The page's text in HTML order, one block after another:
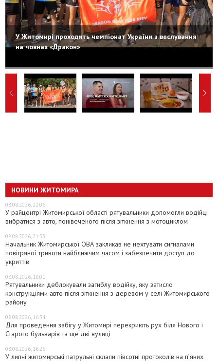
У Житомирі проходить чемпіонат України з веслування
на човнах «Дракон»
НОВИНИ ЖИТОМИРА
08.08.2026, 22:06
У райцентрі Житомирської області рятувальники допомогли водійці
вибратися з авто, понівеченого після зіткнення з мотоциклом
08.08.2026, 21:53
Начальник Житомирської ОВА закликав не нехтувати сигналами
повітряної тривоги найближчим часом і забезпечити доступ до
укриттів
08.08.2026, 18:01
Рятувальники деблокували загиблу водійку, яку затисло
конструкціями авто після зіткнення з деревом у селі Житомирського
району
08.08.2026, 16:54
Для проведення забігу у Житомирі перекриють рух біля Нового і
Старого бульварів та ще дві вулиці
08.08.2026, 16:26
У липні житомирські патрульні склали півсотні протоколів на пʼяних